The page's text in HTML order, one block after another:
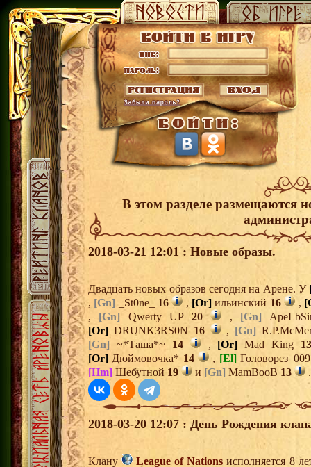
В этом разделе размещаются
2018-03-21 12:01 : Новые образы.
Двадцать новых образов сегодня на Арене. У
, [Gn] _St0ne_ 16 , [Or] ильинский 16 ,
, [Gn] Qwerty UP 20 , [Gn]
[Or] DRUNK3RS0N 16 , [Gn]
[Gn] ~*Таша*~ 14 , [Or] Mad King 13
[Or] Дюймовочка* 14 , [El]
[Hm] Шебутной 19 и [Gn] MamBooB 13
2018-03-20 12:07 : День Рождения
Клану League of Nations исполняется 8